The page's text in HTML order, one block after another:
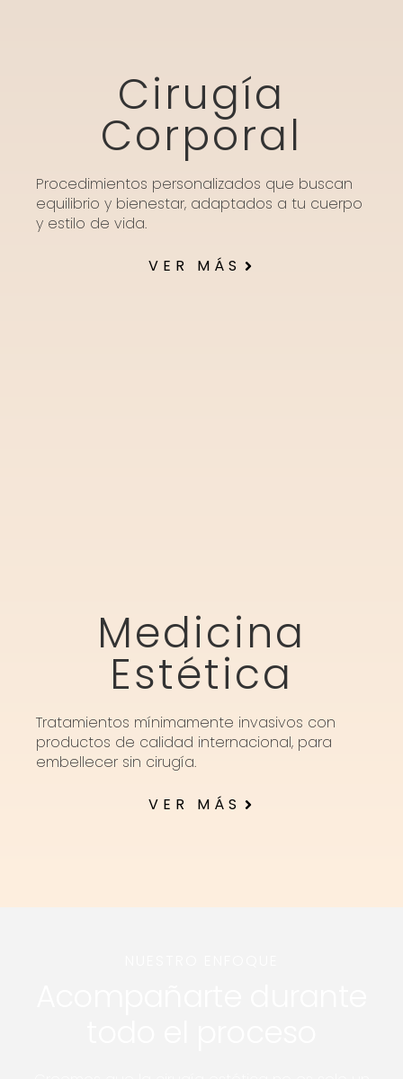
Cirugía
Corporal
Procedimientos personalizados que buscan
equilibrio y bienestar, adaptados a tu cuerpo
y estilo de vida.
VER MÁS
Medicina
Estética
Tratamientos mínimamente invasivos con
productos de calidad internacional, para
embellecer sin cirugía.
VER MÁS